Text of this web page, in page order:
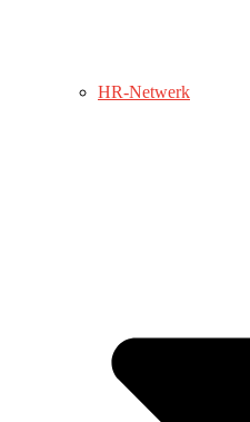
HR-Netwerk